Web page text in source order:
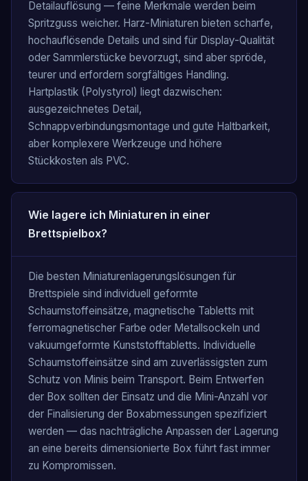
Detailauflösung — feine Merkmale werden beim
Spritzguss weicher. Harz-Miniaturen bieten scharfe,
hochauflösende Details und sind für Display-Qualität
oder Sammlerstücke bevorzugt, sind aber spröde,
teurer und erfordern sorgfältiges Handling.
Hartplastik (Polystyrol) liegt dazwischen:
ausgezeichnetes Detail,
Schnappverbindungsmontage und gute Haltbarkeit,
aber komplexere Werkzeuge und höhere
Stückkosten als PVC.
Wie lagere ich Miniaturen in einer
Brettspielbox?
Die besten Miniaturenlagerungslösungen für
Brettspiele sind individuell geformte
Schaumstoffeinsätze, magnetische Tabletts mit
ferromagnetischer Farbe oder Metallsockeln und
vakuumgeformte Kunststofftabletts. Individuelle
Schaumstoffeinsätze sind am zuverlässigsten zum
Schutz von Minis beim Transport. Beim Entwerfen
der Box sollten der Einsatz und die Mini-Anzahl vor
der Finalisierung der Boxabmessungen spezifiziert
werden — das nachträgliche Anpassen der Lagerung
an eine bereits dimensionierte Box führt fast immer
zu Kompromissen.